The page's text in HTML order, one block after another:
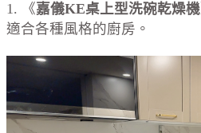
1. 《嘉儀KE桌上型洗碗乾燥機
適合各種風格的廚房。